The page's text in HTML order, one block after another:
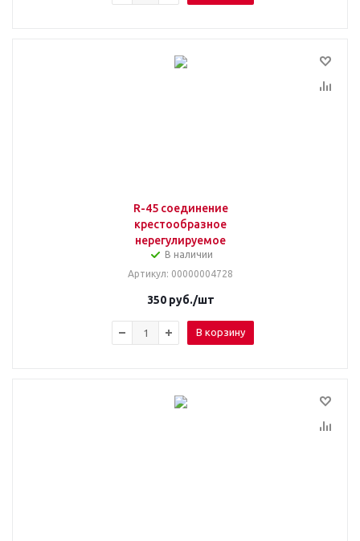
R-45 соединение
крестообразное
нерегулируемое
В наличии
Артикул: 00000004728
350руб./шт
В корзину